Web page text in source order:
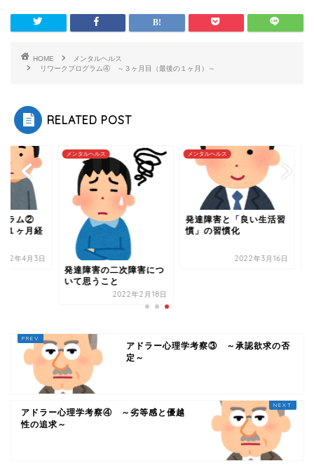
HOME
メンタルヘルス
リワークプログラム④ ～３ヶ月目（最後の１ヶ月）～
RELATED POST
ルヘルス
障害の二次障害につ
メンタルヘルス
発達障害と「良い生活習
慣」の習慣化
メンタルヘルス
リワークプログラ
～受講開始から１ヶ
2022年4
アドラー心理学考察③ ～承認欲求の否
定～
アドラー心理学考察④ ～劣等感と優越
性の追求～